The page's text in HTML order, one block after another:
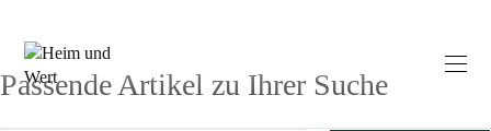
springen
Passende Artikel zu Ihrer Suche